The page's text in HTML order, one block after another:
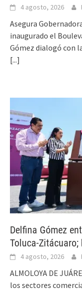
4 agosto, 2026
Asegura
inaugurado el
Gómez dialogó con
[...]
Delfina Gómez
Toluca-
4 agosto, 2026
ALMOLOYA DE
los sectores